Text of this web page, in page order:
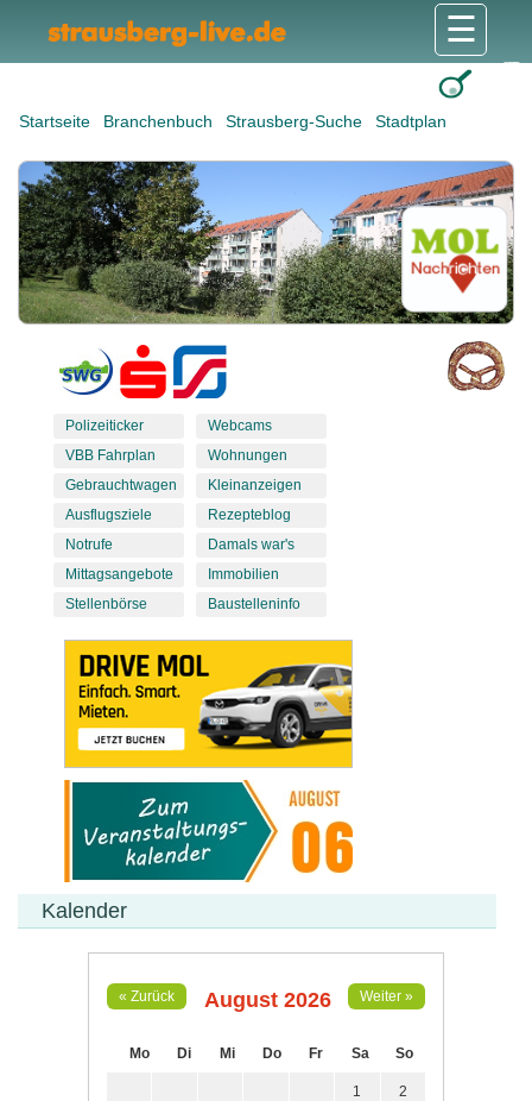
Startseite Branchenbuch Strausberg-Suche Stadtplan
☰
Polizeiticker
VBB Fahrplan
Gebrauchtwagen
Ausflugsziele
Notrufe
Mittagsangebote
Stellenbörse
Webcams
Wohnungen
Kleinanzeigen
Rezepteblog
Damals war's
Immobilien
Baustelleninfo
Kalender
« Zurück August 2026 Weiter »
Mo Di Mi Do Fr Sa So
1 2